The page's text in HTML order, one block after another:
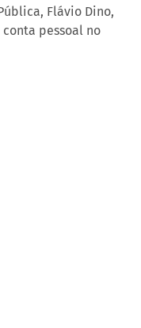
Flávio Dino,
pessoal no